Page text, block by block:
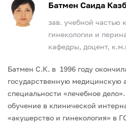
Батмен Саида
зав. учебной частью
гинекологии и
кафедры, доцент,
Батмен С.К. в 1996 году
государственную медицинскую
специальности «лечебное
обучение в клинической
«акушерство и гинекология» в